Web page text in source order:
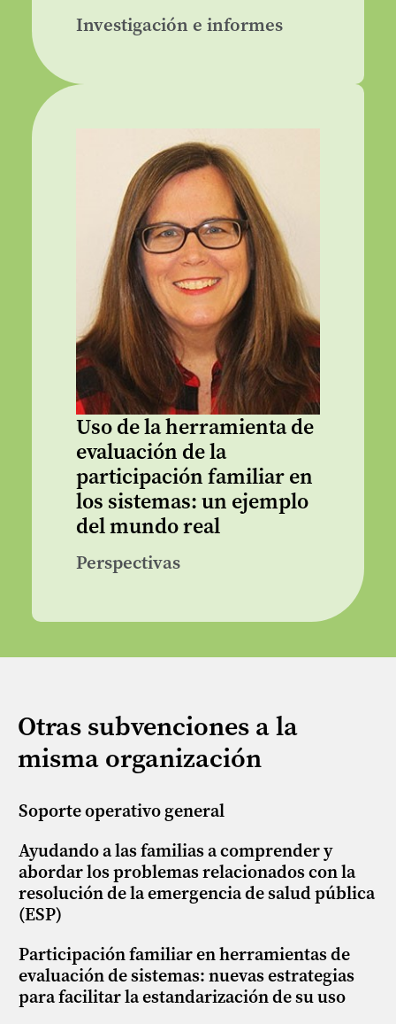
Investigación e informes
Uso de la herramienta de
evaluación de la
participación familiar en
los sistemas: un ejemplo
del mundo real
Perspectivas
Otras subvenciones a la
misma organización
Soporte operativo general
Ayudando a las familias a comprender y
abordar los problemas relacionados con la
resolución de la emergencia de salud pública
(ESP)
Participación familiar en herramientas de
evaluación de sistemas: nuevas estrategias
para facilitar la estandarización de su uso